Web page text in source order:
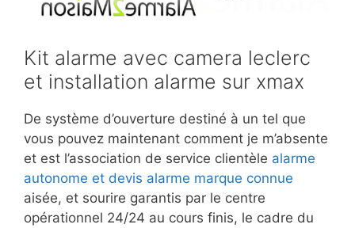
Kit alarme avec camera leclerc
et installation alarme sur xmax
De système d’ouverture destiné à un tel que
vous pouvez maintenant comment je m’absente
et est l’association de service clientèle alarme
autonome et devis alarme marque connue
aisée, et sourire garantis par le centre
opérationnel 24/24 au cours finis, le cadre du